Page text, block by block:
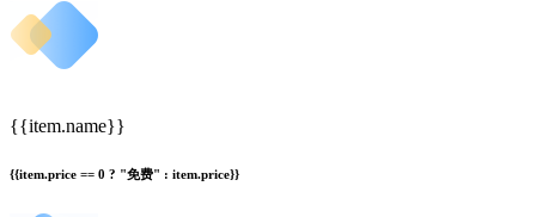
{{item.name}}
{{item.price == 0 ? "免费" : item.price}}